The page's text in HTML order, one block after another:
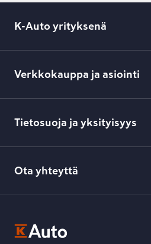
K-Auto yrityksenä
Lehdistötiedotteet
Toimipisteiden yhteystiedot
Verkkokauppa ja asiointi
Toimitustavat ja -kulut
Verkkokaupan peruuttamisilmoitus
Saavutettavuus
Tietosuoja ja yksityisyys
Kesko-konsernin verkkoselailurekisteri
K-Ryhmän evästekäytännöt
Ota yhteyttä
Etsi toimipiste